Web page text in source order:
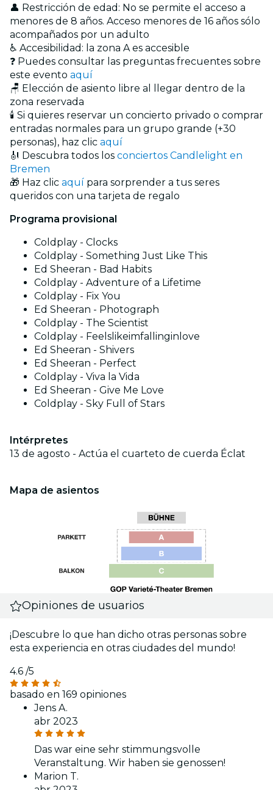
👤 Restricción de edad: No se permite el acceso a
menores de 8 años. Acceso menores de 16 años sólo
acompañados por un adulto
♿ Accesibilidad: la zona A es accesible
❓ Puedes consultar las preguntas frecuentes sobre
este evento aquí
🪑 Elección de asiento libre al llegar dentro de la
zona reservada
🕯️ Si quieres reservar un concierto privado o comprar
entradas normales para un grupo grande (+30
personas), haz clic aquí
🎻 Descubra todos los conciertos Candlelight en
Bremen
🎁 Haz clic aquí para sorprender a tus seres
queridos con una tarjeta de regalo
Programa provisional
Coldplay - Clocks
Coldplay - Something Just Like This
Ed Sheeran - Bad Habits
Coldplay - Adventure of a Lifetime
Coldplay - Fix You
Ed Sheeran - Photograph
Coldplay - The Scientist
Coldplay - Feelslikeimfallinginlove
Ed Sheeran - Shivers
Ed Sheeran - Perfect
Coldplay - Viva la Vida
Ed Sheeran - Give Me Love
Coldplay - Sky Full of Stars
Intérpretes
13 de agosto - Actúa el cuarteto de cuerda Éclat
Mapa de asientos
Opiniones de usuarios
¡Descubre lo que han dicho otras personas sobre
esta experiencia en otras ciudades del mundo!
4.6 /5
basado en 169 opiniones
Jens A.
abr 2023
Das war eine sehr stimmungsvolle
Veranstaltung. Wir haben sie genossen!
Marion T.